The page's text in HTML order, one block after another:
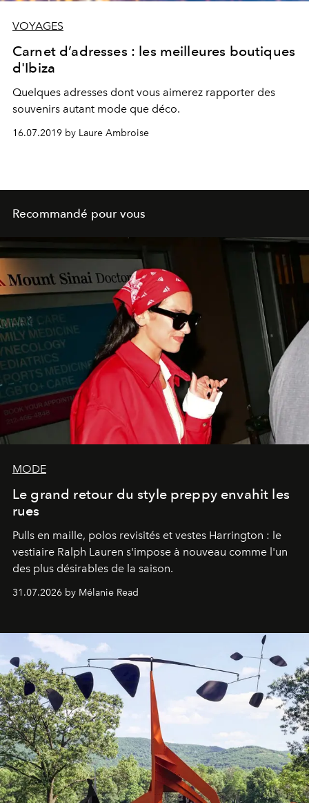
VOYAGES
Carnet d’adresses : les meilleures boutiques
d'Ibiza
Quelques adresses dont vous aimerez rapporter des
souvenirs autant mode que déco.
16.07.2019 by Laure Ambroise
Recommandé pour vous
MODE
Le grand retour du style preppy envahit les
rues
Pulls en maille, polos revisités et vestes Harrington : le
vestiaire Ralph Lauren s'impose à nouveau comme l'un
des plus désirables de la saison.
31.07.2026 by Mélanie Read